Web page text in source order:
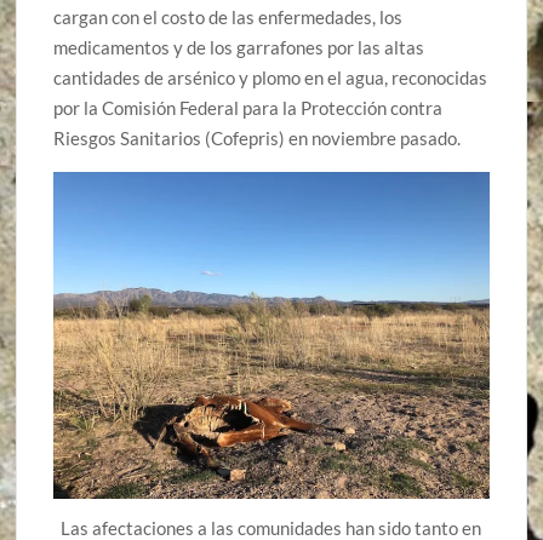
cargan con el costo de las enfermedades, los
medicamentos y de los garrafones por las altas
cantidades de arsénico y plomo en el agua, reconocidas
por la Comisión Federal para la Protección contra
Riesgos Sanitarios (Cofepris) en noviembre pasado.
Las afectaciones a las comunidades han sido tanto en